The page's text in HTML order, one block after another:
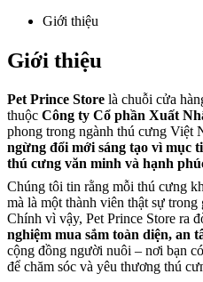
Giới thiệu
Giới thiệu
Pet Prince Store là chuỗi cửa
thuộc Công ty Cổ phần Xuất
phong trong ngành thú cưng Việt
ngừng đổi mới sáng tạo vì mục
thú cưng văn minh và hạnh
Chúng tôi tin rằng mỗi thú cưng
mà là một thành viên thật sự trong
Chính vì vậy, Pet Prince Store ra
nghiệm mua sắm toàn diện, an
cộng đồng người nuôi – nơi bạn
để chăm sóc và yêu thương thú